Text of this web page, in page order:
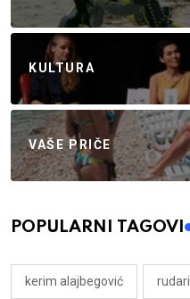
KULTURA
VAŠE PRIČE
POPULARNI TAGOVI
kerim alajbegović rudari